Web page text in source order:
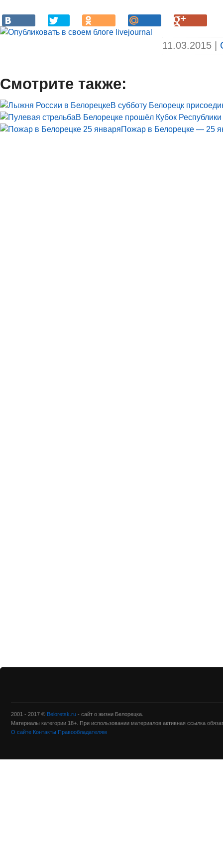
11.03.2015 |
Смотрите также:
В субботу Белорецк
В Белорецке прошёл Кубок
Пожар в Белорецке — 25
2001 - 2017 © Beloretsk.ru - сайт о жизни Белорецка.
Материалы категории 18+. При использовании материалов активная ссылка
О сайте Контакты Правообладателям